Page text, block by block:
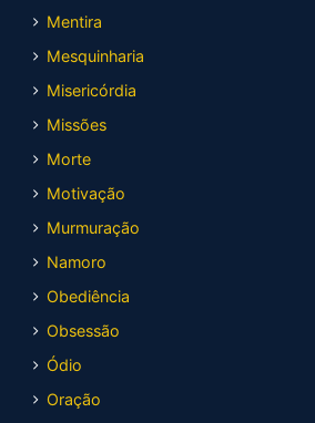
Mentira
Mesquinharia
Misericórdia
Missões
Morte
Motivação
Murmuração
Namoro
Obediência
Obsessão
Ódio
Oração